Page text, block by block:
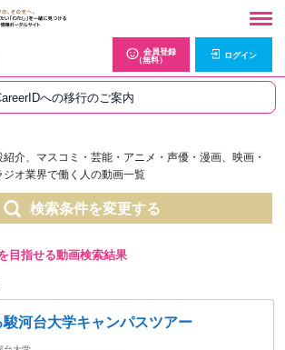
会員登録
（無料）
ログイン
への移行のご案内
介、マスコミ・芸能・アニメ・声優・漫画、映画・
ジオ業界で働く人の動画一覧
検索条件を変更する
目指せる動画検索結果
河台大学キャンパスツアー